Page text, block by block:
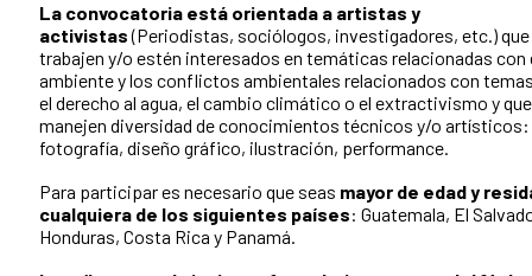
La convocatoria está orientada a artistas y
activistas(Periodistas, sociólogos, investigadores, etc.) que
trabajen y/o estén interesados en temáticas relacionadas con
ambiente y los conflictos ambientales relacionados con
el derecho al agua, el cambio climático o el extractivismo y que
manejen diversidad de conocimientos técnicos y/o
fotografía, diseño gráfico, ilustración, performance.
Para participar es necesario que seas mayor de edad y
cualquiera de los siguientes países: Guatemala, El
Honduras, Costa Rica y Panamá.